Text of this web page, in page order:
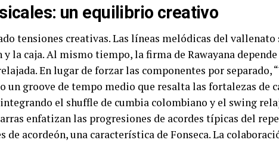
un equilibrio creativo
tensiones creativas. Las líneas melódicas del vallenato
la caja. Al mismo tiempo, la firma de Rawayana
En lugar de forzar las componentes por separado,
groove de tempo medio que resalta las fortalezas de
el shuffle de cumbia colombiano y el swing
enfatizan las progresiones de acordes típicas del
acordeón, una característica de Fonseca. La